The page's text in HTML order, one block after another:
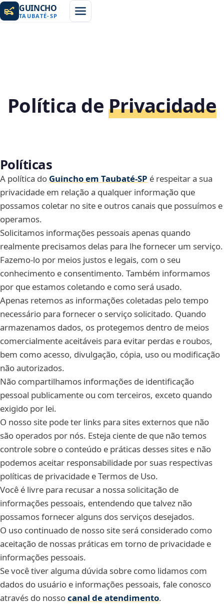
GUINCHO
TAUBATÉ-SP
Política dePrivacidade
Políticas
A política do Guincho em Taubaté‑SP é respeitar a sua
privacidade em relação a qualquer informação que
possamos coletar no site e outros canais que possuímos e
operamos.
Solicitamos informações pessoais apenas quando
realmente precisamos delas para lhe fornecer um serviço.
Fazemo-lo por meios justos e legais, com o seu
conhecimento e consentimento. Também informamos
por que estamos coletando e como será usado.
Apenas retemos as informações coletadas pelo tempo
necessário para fornecer o serviço solicitado. Quando
armazenamos dados, os protegemos dentro de meios
comercialmente aceitáveis para evitar perdas e roubos,
bem como acesso, divulgação, cópia, uso ou modificação
não autorizados.
Não compartilhamos informações de identificação
pessoal publicamente ou com terceiros, exceto quando
exigido por lei.
O nosso site pode ter links para sites externos que não
são operados por nós. Esteja ciente de que não temos
controle sobre o conteúdo e práticas desses sites e não
podemos aceitar responsabilidade por suas respectivas
políticas de privacidade e Termos de Uso.
Você é livre para recusar a nossa solicitação de
informações pessoais, entendendo que talvez não
possamos fornecer alguns dos serviços desejados.
O uso continuado de nosso site será considerado como
aceitação de nossas práticas em torno de privacidade e
informações pessoais.
Se você tiver alguma dúvida sobre como lidamos com
dados do usuário e informações pessoais, fale conosco
através do nossocanal de atendimento.